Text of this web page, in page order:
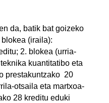
da, batik bat goizeko
(iraila):
2. blokea (urria-
kuantitatibo eta
prestakuntzako 20
otsaila eta martxoa-
28 kreditu eduki